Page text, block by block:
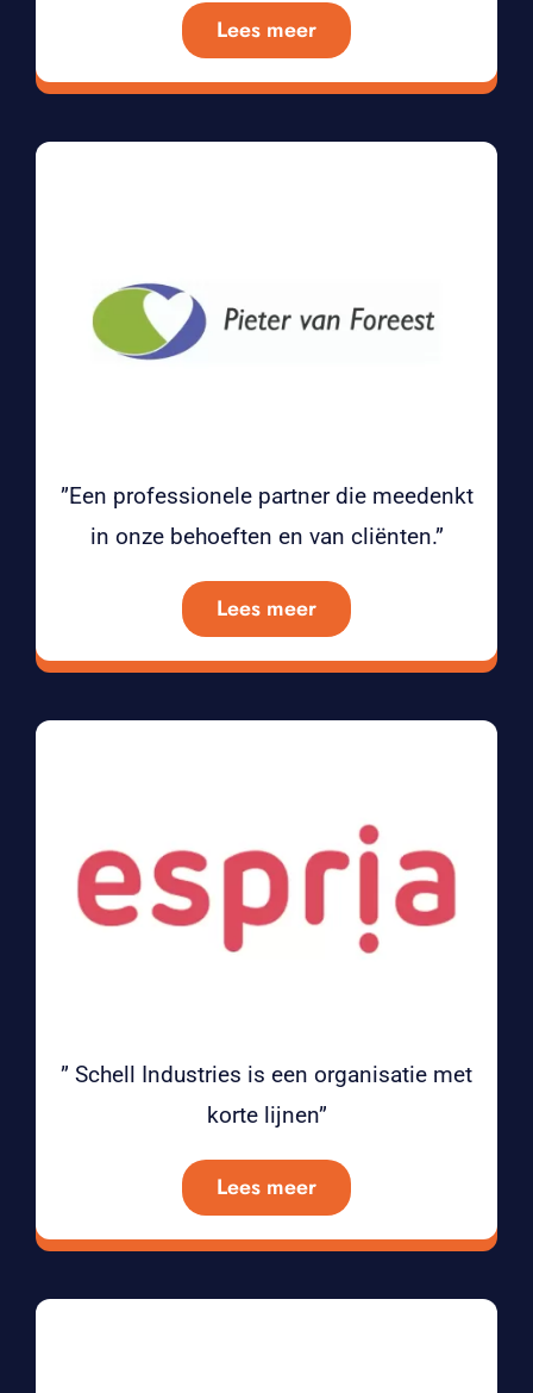
Lees meer
”Een professionele partner die meedenkt
in onze behoeften en van cliënten.”
Lees meer
” Schell Industries is een organisatie met
korte lijnen”
Lees meer